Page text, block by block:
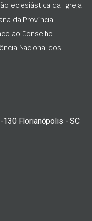
eclesiástica da Igreja
da Província
ao Conselho
Nacional dos
130 Florianópolis - SC